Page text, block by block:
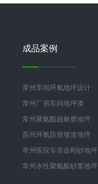
成品案例
常州车间环氧地坪设计
常州厂房车间地坪漆
常州聚氨酯超耐磨地坪
苏州环氧防滑坡道地坪
常州医院车库金刚砂地坪
常州水性聚氨酯砂浆地坪